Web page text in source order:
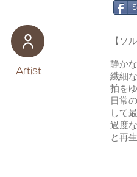
​Artist
【ソ
静か
繊細
拍を
日常
して
過度
と再